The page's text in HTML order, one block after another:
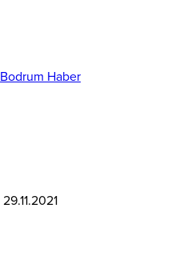
Bodrum Haber
29.11.2021